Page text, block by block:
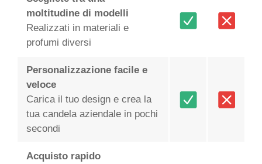
moltitudine di modelli
Realizzati in materiali e
profumi diversi
Personalizzazione facile e
veloce
Carica il tuo design e crea la
tua candela aziendale in pochi
secondi
Acquisto rapido